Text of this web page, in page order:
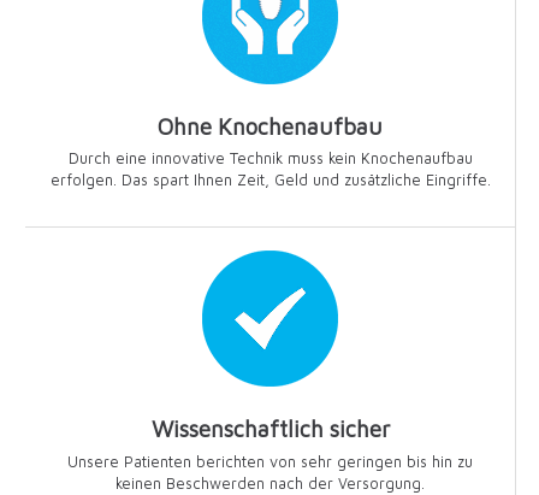
Ohne Knochenaufbau
Durch eine innovative Technik muss kein Knochenaufbau
erfolgen. Das spart Ihnen Zeit, Geld und zusätzliche Eingriffe.
Wissenschaftlich sicher
Unsere Patienten berichten von sehr geringen bis hin zu
keinen Beschwerden nach der Versorgung.